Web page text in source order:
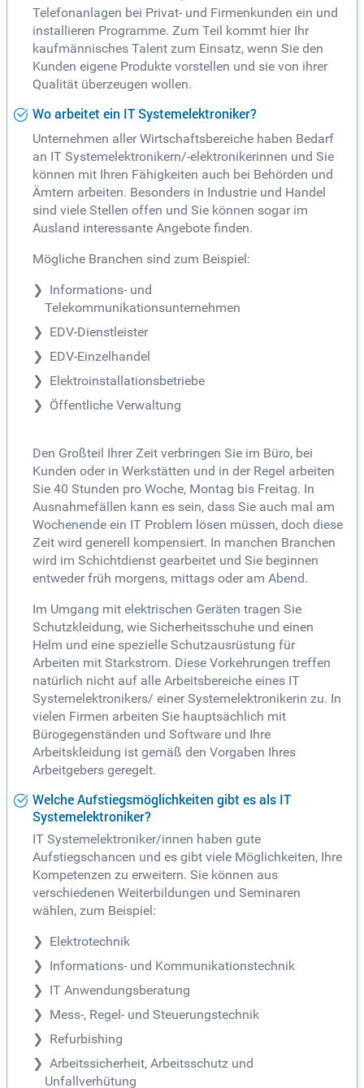
Telefonanlagen bei Privat- und Firmenkunden ein und
installieren Programme. Zum Teil kommt hier Ihr
kaufmännisches Talent zum Einsatz, wenn Sie den
Kunden eigene Produkte vorstellen und sie von ihrer
Qualität überzeugen wollen.
Wo arbeitet ein IT Systemelektroniker?
Unternehmen aller Wirtschaftsbereiche haben Bedarf
an IT Systemelektronikern/-elektronikerinnen und Sie
können mit Ihren Fähigkeiten auch bei Behörden und
Ämtern arbeiten. Besonders in Industrie und Handel
sind viele Stellen offen und Sie können sogar im
Ausland interessante Angebote finden.
Mögliche Branchen sind zum Beispiel:
Informations- und
Telekommunikationsunternehmen
EDV-Dienstleister
EDV-Einzelhandel
Elektroinstallationsbetriebe
Öffentliche Verwaltung
Den Großteil Ihrer Zeit verbringen Sie im Büro, bei
Kunden oder in Werkstätten und in der Regel arbeiten
Sie 40 Stunden pro Woche, Montag bis Freitag. In
Ausnahmefällen kann es sein, dass Sie auch mal am
Wochenende ein IT Problem lösen müssen, doch diese
Zeit wird generell kompensiert. In manchen Branchen
wird im Schichtdienst gearbeitet und Sie beginnen
entweder früh morgens, mittags oder am Abend.
Im Umgang mit elektrischen Geräten tragen Sie
Schutzkleidung, wie Sicherheitsschuhe und einen
Helm und eine spezielle Schutzausrüstung für
Arbeiten mit Starkstrom. Diese Vorkehrungen treffen
natürlich nicht auf alle Arbeitsbereiche eines IT
Systemelektronikers/ einer Systemelektronikerin zu. In
vielen Firmen arbeiten Sie hauptsächlich mit
Bürogegenständen und Software und Ihre
Arbeitskleidung ist gemäß den Vorgaben Ihres
Arbeitgebers geregelt.
Welche Aufstiegsmöglichkeiten gibt es als IT
Systemelektroniker?
IT Systemelektroniker/innen haben gute
Aufstiegschancen und es gibt viele Möglichkeiten, Ihre
Kompetenzen zu erweitern. Sie können aus
verschiedenen Weiterbildungen und Seminaren
wählen, zum Beispiel:
Elektrotechnik
Informations- und Kommunikationstechnik
IT Anwendungsberatung
Mess-, Regel- und Steuerungstechnik
Refurbishing
Arbeitssicherheit, Arbeitsschutz und
Unfallverhütung